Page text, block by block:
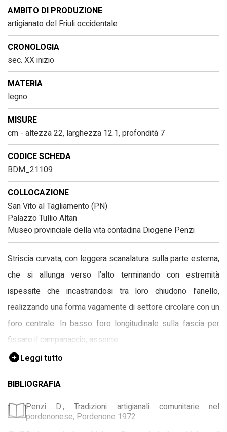
AMBITO DI PRODUZIONE
artigianato del Friuli occidentale
CRONOLOGIA
sec. XX inizio
MATERIA
legno
MISURE
cm - altezza 22, larghezza 12.1, profondità 7
CODICE SCHEDA
BDM_21109
COLLOCAZIONE
San Vito al Tagliamento (PN)
Palazzo Tullio Altan
Museo provinciale della vita contadina Diogene Penzi
Striscia curvata, con leggera scanalatura sulla parte esterna,
che si allunga verso l’alto terminando con estremità
ispessite che incastrandosi tra loro chiudono l’anello,
realizzando una forma vagamente di settore circolare con un
foro centrale. In basso foro longitudinale sulla fascia per
fissare il campanaccio, assente.
Leggi tutto
BIBLIOGRAFIA
Penzi D., Tradizioni artigianali comunitarie nel
pordenonese, Pordenone 1972